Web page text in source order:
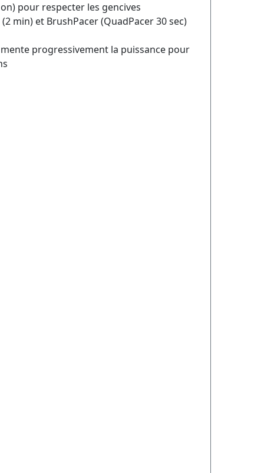
pour respecter les gencives
min) et BrushPacer (QuadPacer 30 sec)
progressivement la puissance pour